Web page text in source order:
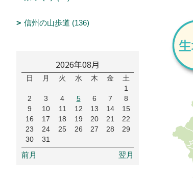
信州の山歩道 (136)
2026年08月
日 月 火 水 木 金
土
1
2
3 4 5 6 7
8
9
10 11 12 13 14
15
16
17 18 19 20 21
22
23
24 25 26 27 28
29
30
31
前月 翌月